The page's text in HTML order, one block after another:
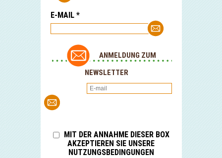
E-MAIL *
ANMELDUNG ZUM
NEWSLETTER
MIT DER ANNAHME DIESER BOX
AKZEPTIEREN SIE UNSERE
NUTZUNGSBEDINGUNGEN